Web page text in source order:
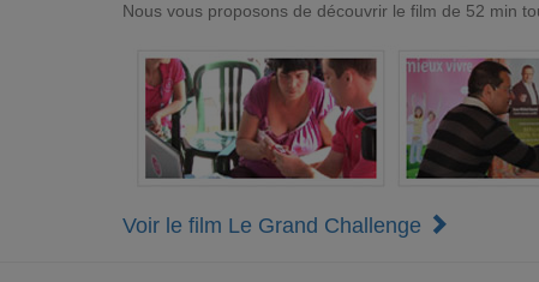
Nous vous proposons de découvrir le film de 52 min
Voir le film Le Grand Challenge